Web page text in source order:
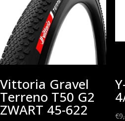
Vittoria Gravel
Terreno T50 G2
ZWART 45-622 €